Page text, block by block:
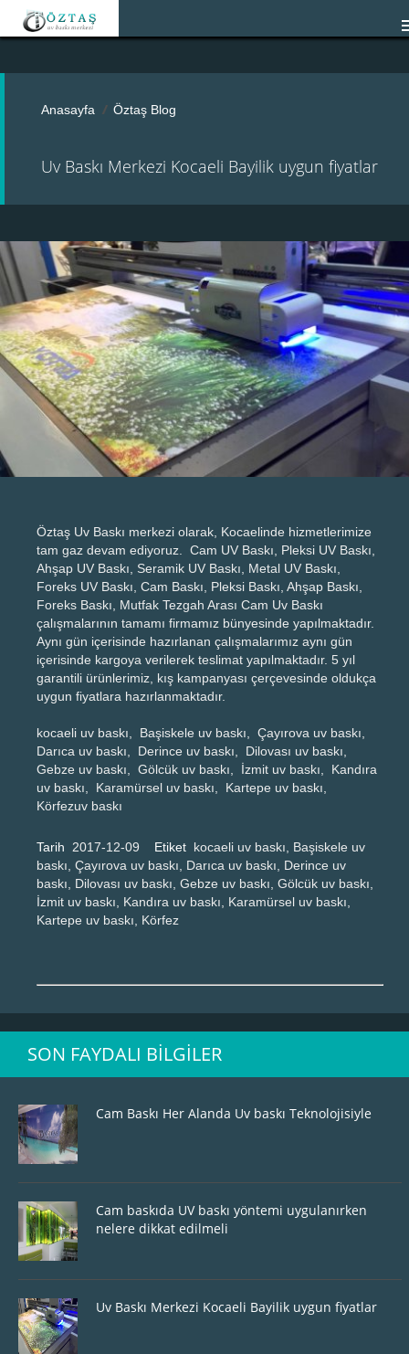
Uv Baskı Merkezi Kocaeli Bayilik uygun fiyatlar
Anasayfa Öztaş Blog
Öztaş Uv Baskı merkezi olarak, Kocaelinde hizmetlerimize
tam gaz devam ediyoruz. Cam UV Baskı, Pleksi UV Baskı,
Ahşap UV Baskı, Seramik UV Baskı, Metal UV Baskı,
Foreks UV Baskı, Cam Baskı, Pleksi Baskı, Ahşap Baskı,
Foreks Baskı, Mutfak Tezgah Arası Cam Uv Baskı
çalışmalarının tamamı firmamız bünyesinde yapılmaktadır.
Aynı gün içerisinde hazırlanan çalışmalarımız aynı gün
içerisinde kargoya verilerek teslimat yapılmaktadır. 5 yıl
garantili ürünlerimiz, kış kampanyası çerçevesinde oldukça
uygun fiyatlara hazırlanmaktadır.
kocaeli uv baskı, Başiskele uv baskı, Çayırova uv baskı,
Darıca uv baskı, Derince uv baskı, Dilovası uv baskı,
Gebze uv baskı, Gölcük uv baskı, İzmit uv baskı, Kandıra
uv baskı, Karamürsel uv baskı, Kartepe uv baskı,
Körfezuv baskı
Tarih 2017-12-09 Etiket kocaeli uv baskı, Başiskele uv
baskı, Çayırova uv baskı, Darıca uv baskı, Derince uv
baskı, Dilovası uv baskı, Gebze uv baskı, Gölcük uv baskı,
İzmit uv baskı, Kandıra uv baskı, Karamürsel uv baskı,
Kartepe uv baskı, Körfez
SON FAYDALI BILGILER
Cam Baskı Her Alanda Uv baskı Teknolojisiyle
Cam baskıda UV baskı yöntemi uygulanırken
nelere dikkat edilmeli
Uv Baskı Merkezi Kocaeli Bayilik uygun fiyatlar